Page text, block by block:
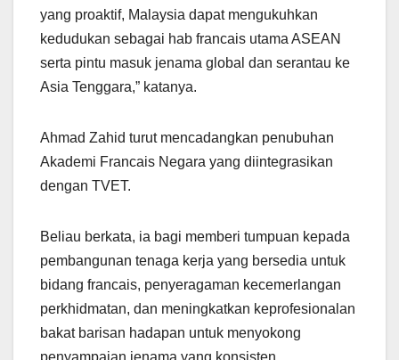
yang proaktif, Malaysia dapat mengukuhkan
kedudukan sebagai hab francais utama ASEAN
serta pintu masuk jenama global dan serantau ke
Asia Tenggara,” katanya.
Ahmad Zahid turut mencadangkan penubuhan
Akademi Francais Negara yang diintegrasikan
dengan TVET.
Beliau berkata, ia bagi memberi tumpuan kepada
pembangunan tenaga kerja yang bersedia untuk
bidang francais, penyeragaman kecemerlangan
perkhidmatan, dan meningkatkan keprofesionalan
bakat barisan hadapan untuk menyokong